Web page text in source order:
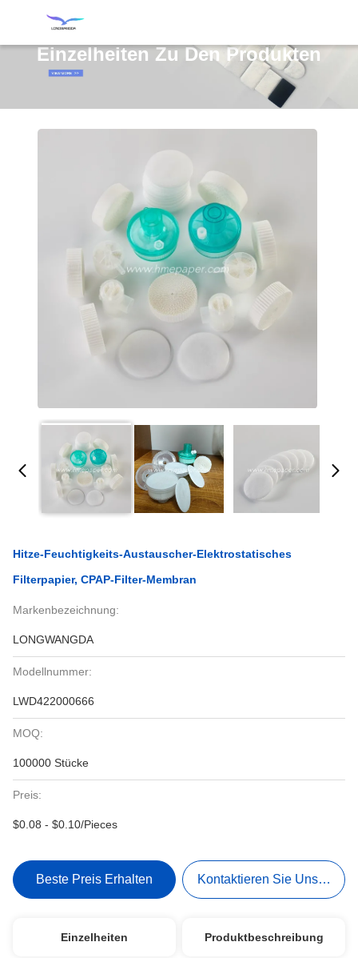
Einzelheiten Zu Den Produkten
Hitze-Feuchtigkeits-Austauscher-Elektrostatisches
Filterpapier, CPAP-Filter-Membran
Markenbezeichnung:
LONGWANGDA
Modellnummer:
LWD422000666
MOQ:
100000 Stücke
Preis:
$0.08 - $0.10/Pieces
Beste Preis Erhalten Kontaktieren Sie Uns Jetzt
Einzelheiten Produktbeschreibung